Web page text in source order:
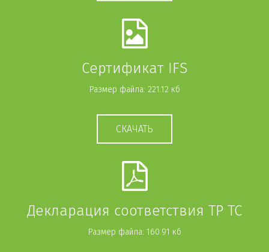
Сертификат IFS
Размер файла: 221.12 кб
СКАЧАТЬ
Декларация соответствия ТР ТС
Размер файла: 160.91 кб